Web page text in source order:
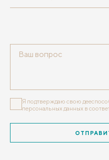
Я подтверждаю свою
персональных данных в